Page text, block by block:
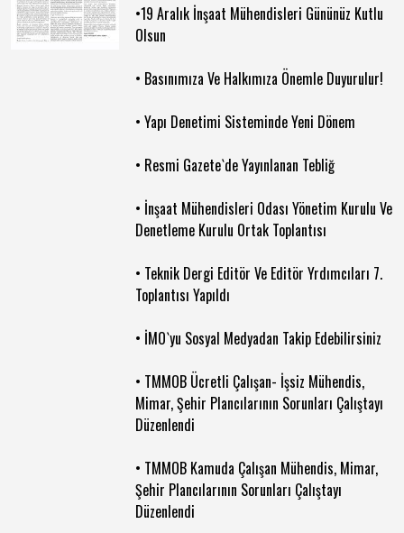
•19 Aralık İnşaat Mühendisleri Gününüz Kutlu
Olsun
• Basınımıza Ve Halkımıza Önemle Duyurulur!
• Yapı Denetimi Sisteminde Yeni Dönem
• Resmi Gazete`de Yayınlanan Tebliğ
• İnşaat Mühendisleri Odası Yönetim Kurulu Ve
Denetleme Kurulu Ortak Toplantısı
• Teknik Dergi Editör Ve Editör Yrdımcıları 7.
Toplantısı Yapıldı
• İMO`yu Sosyal Medyadan Takip Edebilirsiniz
• TMMOB Ücretli Çalışan- İşsiz Mühendis,
Mimar, Şehir Plancılarının Sorunları Çalıştayı
Düzenlendi
• TMMOB Kamuda Çalışan Mühendis, Mimar,
Şehir Plancılarının Sorunları Çalıştayı
Düzenlendi